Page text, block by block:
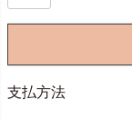
支払方法